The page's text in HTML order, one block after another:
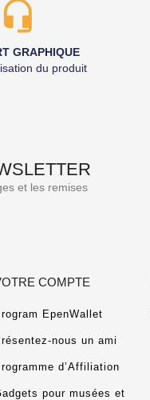
GRAPHIQUE
du produit
et les remises
COMPTE
EpenWallet
nous un ami
d’Affiliation
pour musées et